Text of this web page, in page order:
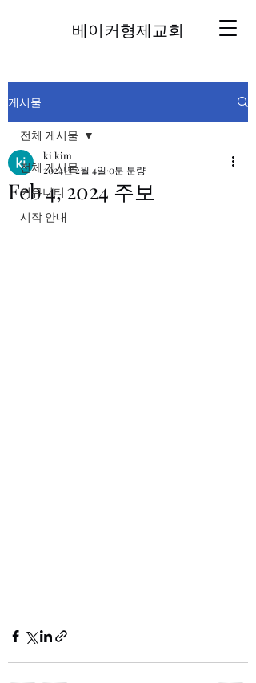
베이커형제교회
게시물
전체 게시물
커뮤니티
시작 안내
전체 게시물
Feb 4, 2024 주보
ki kim
2024년 2월 4일 0분 분량